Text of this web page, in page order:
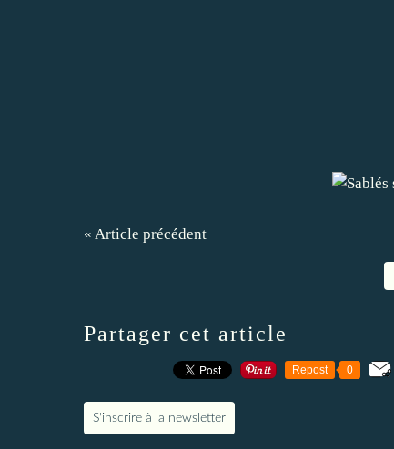
« Article précédent
Partager cet article
Repost 0
S'inscrire à la newsletter